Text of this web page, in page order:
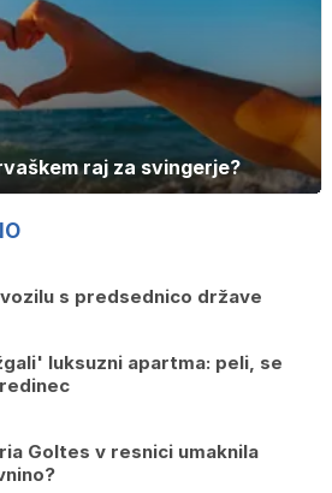
raj za svingerje?
s predsednico države
luksuzni apartma: peli, se
Goltes v resnici umaknila